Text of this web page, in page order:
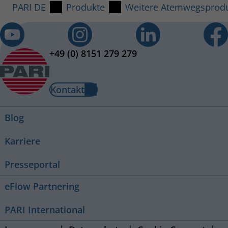
PARI DE Produkte Weitere
+49 (0) 8151 279 279
Kontakt
Blog
Karriere
Presseportal
eFlow Partnering
PARI International